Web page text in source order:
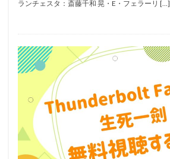
萩森順子
菅谷政子 萩野志保子
蒲生彩華
蒼井優 菅野美穂
茜屋日海夏
草尾毅
草川啓造 草彅剛
荒井和人
荒井洸子 荒川大三郎
荒川美穂
荒木哲郎 菅生隆之
荒木雅子
荒木香恵
荒牧伸志
ランチェスタ：斎藤千和 晃・E・フェラーリ […]